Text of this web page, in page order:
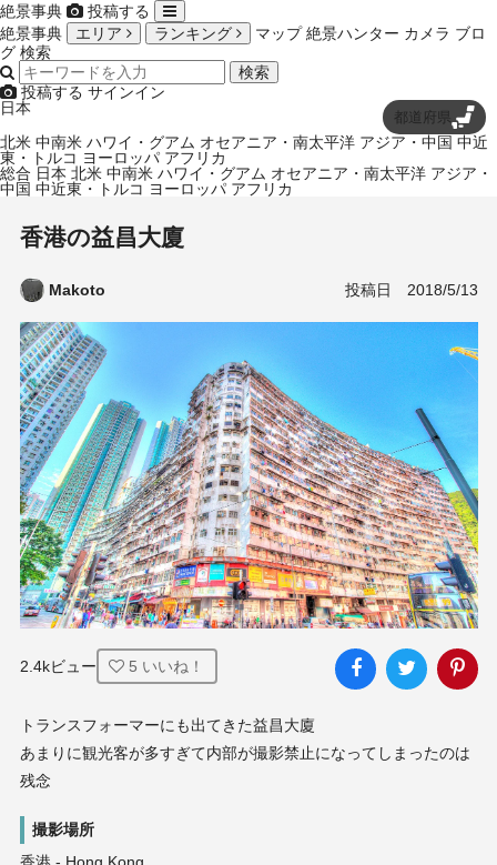
絶景事典
投稿する
絶景事典
エリア ランキング マップ 絶景ハンター カメラ ブロ
グ 検索
検索
投稿する サインイン
日本
都道府県
北米 中南米 ハワイ・グアム オセアニア・南太平洋 アジア・中国 中近
東・トルコ ヨーロッパ アフリカ
総合 日本 北米 中南米 ハワイ・グアム オセアニア・南太平洋 アジア・
中国 中近東・トルコ ヨーロッパ アフリカ
香港の益昌大廈
Makoto 投稿日 2018/5/13
2.4kビュー 5 いいね！
トランスフォーマーにも出てきた益昌大廈
あまりに観光客が多すぎて内部が撮影禁止になってしまったのは
残念
撮影場所
香港 - Hong Kong